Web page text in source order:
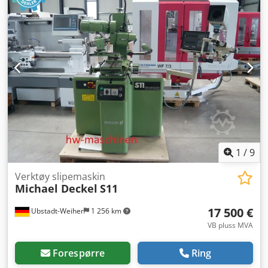
1 /9
Ubstadt-Weiher 1 256 km
Verktøy slipemaskin
Michael Deckel S11
17 500 €
VB pluss MVA
Forespørre Ring